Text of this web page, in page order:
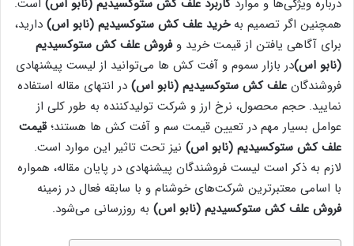
درباره ویژگی‌ها و مواردکاربرد علف کش ستوکسیدیم (نابو اس) است.
همچنین اگر تصمیم بهخرید علف کش ستوکسیدیم (نابو اس) دارید،
برای آگاهی یافتن از قیمت خرید وفروش علف کش ستوکسیدیم
(نابو اس)در بازار سموم و آفت کش ها می‌توانید از لیست پیشنهادی
فروشندگان علف کش ستوکسیدیم (نابو اس) در انتهای مقاله استفاده
نمایید. حجم محصول، نرخ ارز و شرکت تولیدکننده به طور کلی از
عوامل بسیار مهم در تعیین قیمت سم و آفت کش ها هستند؛قیمت
علف کش ستوکسیدیم (نابو اس) نیز تحت تاثیر این موارد است.
لازم به ذکر است لیست فروشندگان پیشنهادی در پایان مقاله، همواره
با اسامی معتبرترین شرکت‌های خوشنام و با سابقه فعال در زمینه
فروش علف کش ستوکسیدیم (نابو اس) به روزرسانی می‌شود.